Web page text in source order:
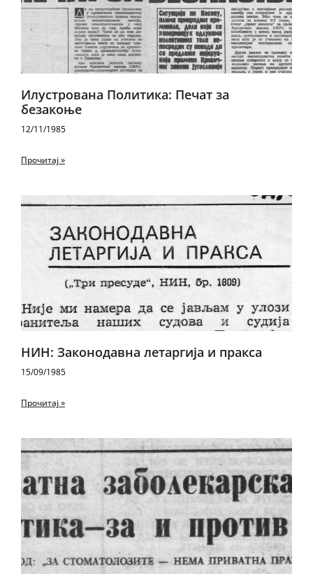
Илустрована Политика: Печат за
безакоње
12/11/1985
Прочитај »
НИН: Законодавна летаргија и пракса
15/09/1985
Прочитај »